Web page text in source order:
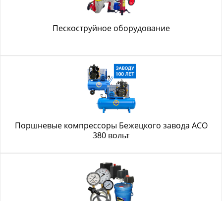
Пескоструйное оборудование
Поршневые компрессоры Бежецкого завода АСО
380 вольт